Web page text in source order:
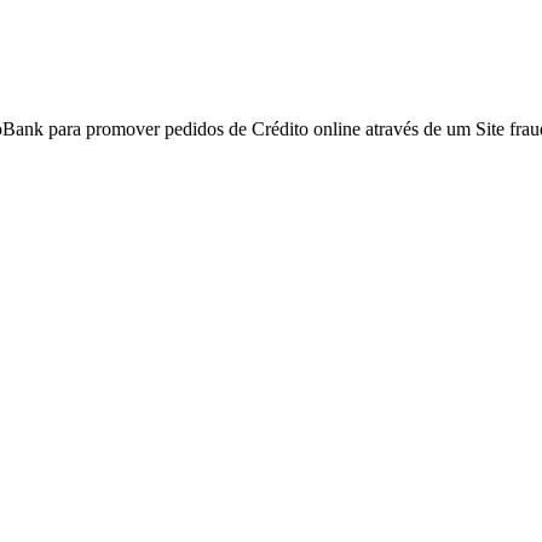
para promover pedidos de Crédito online através de um Site